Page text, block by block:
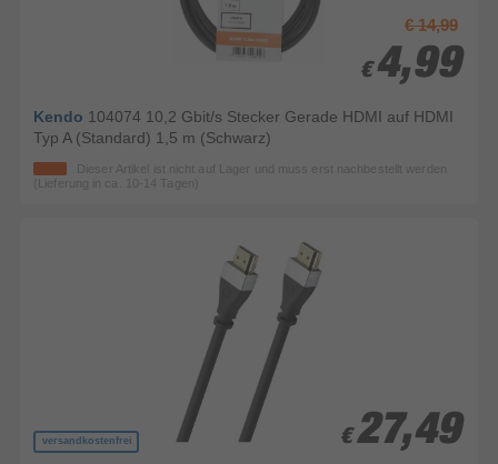
€ 14,99
€ 4,99
€ 4,99
Kendo 104074 10,2 Gbit/s Stecker Gerade HDMI auf HDMI
Typ A (Standard) 1,5 m (Schwarz)
Dieser Artikel ist nicht auf Lager und muss erst nachbestellt werden
(Lieferung in ca. 10-14 Tagen)
versandkostenfrei € 27,49
€ 27,49